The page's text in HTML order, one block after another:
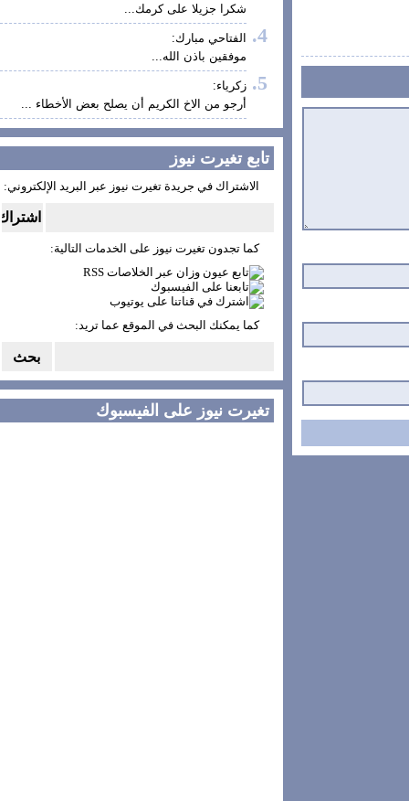
شكرا جزيلا على كرمك...
الفتاحي مبارك:
موفقين باذن الله...
زكرياء:
أرجو من الاخ الكريم أن يصلح بعض الأخطاء ...
تابع تغيرت نيوز
الاشتراك في جريدة تغيرت نيوز عبر البريد الإلكتروني:
كما تجدون تغيرت نيوز على الخدمات التالية:
كما يمكنك البحث في الموقع عما تريد:
تغيرت نيوز على الفيسبوك